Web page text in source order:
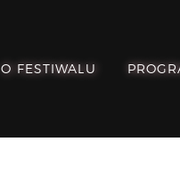
O FESTIWALU